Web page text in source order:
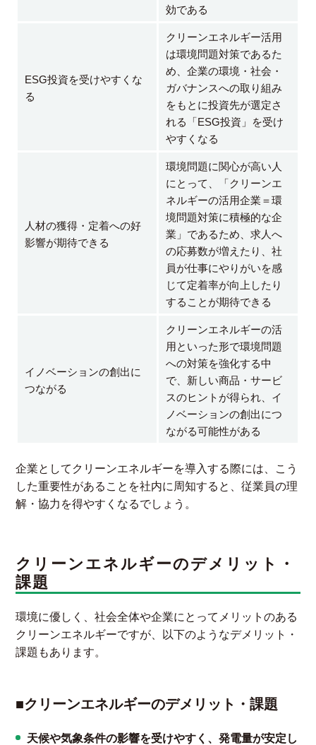
効である
ESG投資を受けやすくな
る
クリーンエネルギー活用
は環境問題対策であるた
め、企業の環境・社会・
ガバナンスへの取り組み
をもとに投資先が選定さ
れる「ESG投資」を受け
やすくなる
人材の獲得・定着への好
影響が期待できる
環境問題に関心が高い人
にとって、「クリーンエ
ネルギーの活用企業＝環
境問題対策に積極的な企
業」であるため、求人へ
の応募数が増えたり、社
員が仕事にやりがいを感
じて定着率が向上したり
することが期待できる
イノベーションの創出に
つながる
クリーンエネルギーの活
用といった形で環境問題
への対策を強化する中
で、新しい商品・サービ
スのヒントが得られ、イ
ノベーションの創出につ
ながる可能性がある
企業としてクリーンエネルギーを導入する際には、こう
した重要性があることを社内に周知すると、従業員の理
解・協力を得やすくなるでしょう。
クリーンエネルギーのデメリット・
課題
環境に優しく、社会全体や企業にとってメリットのある
クリーンエネルギーですが、以下のようなデメリット・
課題もあります。
■クリーンエネルギーのデメリット・課題
天候や気象条件の影響を受けやすく、発電量が安定し